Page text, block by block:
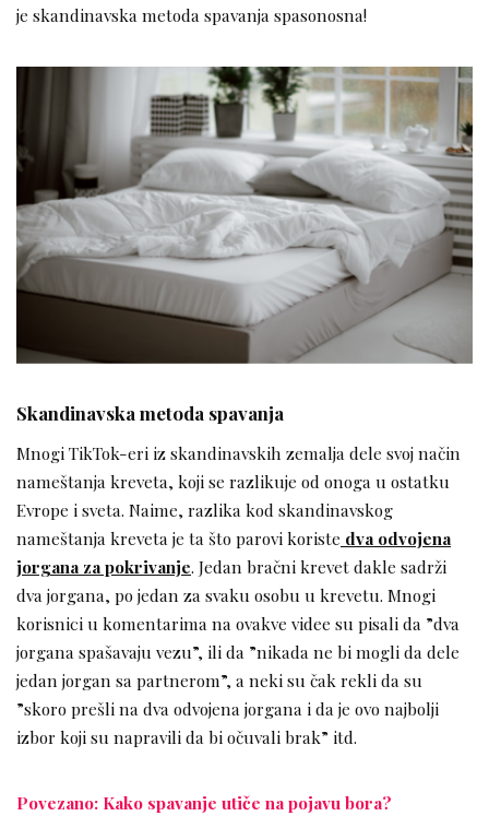
je skandinavska metoda spavanja spasonosna!
Skandinavska metoda spavanja
Mnogi TikTok-eri iz skandinavskih zemalja dele svoj način
nameštanja kreveta, koji se razlikuje od onoga u ostatku
Evrope i sveta. Naime, razlika kod skandinavskog
nameštanja kreveta je ta što parovi koriste dva odvojena
jorgana za pokrivanje. Jedan bračni krevet dakle sadrži
dva jorgana, po jedan za svaku osobu u krevetu. Mnogi
korisnici u komentarima na ovakve videe su pisali da ”dva
jorgana spašavaju vezu”, ili da ”nikada ne bi mogli da dele
jedan jorgan sa partnerom”, a neki su čak rekli da su
”skoro prešli na dva odvojena jorgana i da je ovo najbolji
izbor koji su napravili da bi očuvali brak” itd.
Povezano: Kako spavanje utiče na pojavu bora?